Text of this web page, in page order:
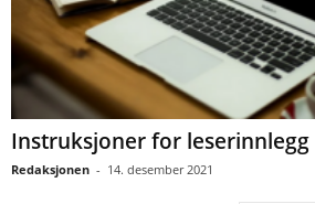
Instruksjoner for
Redaksjonen - 14. desember 2021